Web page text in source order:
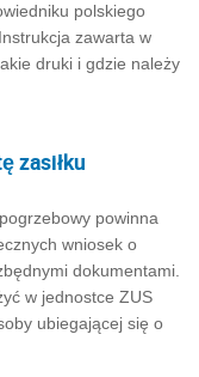
polskiego
zawarta w
druki i gdzie należy
zasiłku
powinna
wniosek o
dokumentami.
w jednostce ZUS
ubiegającej się o